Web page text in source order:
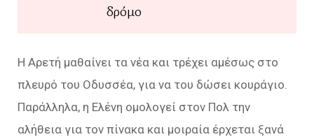
δρόμο
Η Αρετή μαθαίνει τα νέα και τρέχει αμέσως στο
πλευρό του Οδυσσέα, για να του δώσει κουράγιο.
Παράλληλα, η Ελένη ομολογεί στον Πολ την
αλήθεια για τον πίνακα και μοιραία έρχεται ξανά